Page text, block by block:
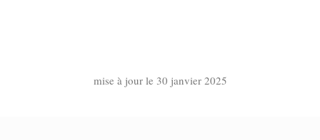
mise à jour le 30 janvier 2025